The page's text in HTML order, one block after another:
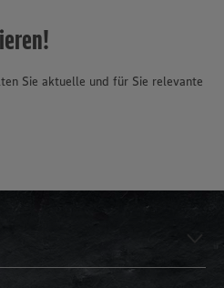
Sie aktuelle und für Sie relevante